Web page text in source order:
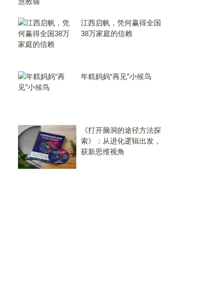
江西启帆，凭何赢得全国
38万家庭的信赖
年糕妈妈“再见”小候鸟
《打开脑洞的途径方法探
索》：从进化逻辑出发，
获新思维视角